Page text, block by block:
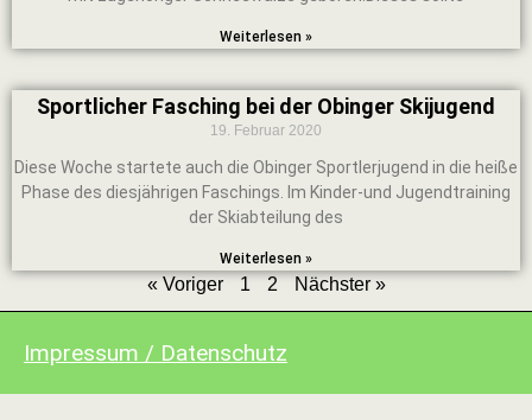
Weiterlesen »
Sportlicher Fasching bei der Obinger Skijugend
19. Februar 2020
Diese Woche startete auch die Obinger Sportlerjugend in die heiße
Phase des diesjährigen Faschings. Im Kinder-und Jugendtraining
der Skiabteilung des
Weiterlesen »
« Voriger 1 2 Nächster »
Impressum / Datenschutz